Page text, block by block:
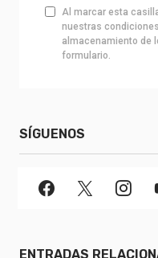
Al marcar esta
nuestras
almacenamiento de
formulario.
SÍGUENOS
ENTRADAS